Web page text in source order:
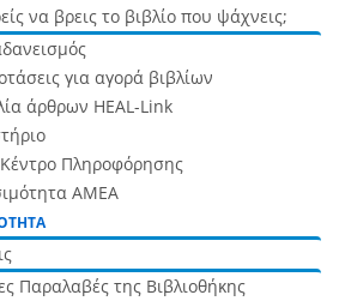
να βρεις το βιβλίο που ψάχνεις;
για αγορά βιβλίων
άρθρων HEAL-Link
Πληροφόρησης
ΑΜΕΑ
Παραλαβές της Βιβλιοθήκης